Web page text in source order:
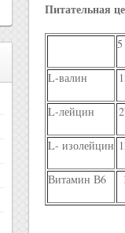
Питательная
5
L-валин
L-лейцин
L- изолейцин
Витамин В6